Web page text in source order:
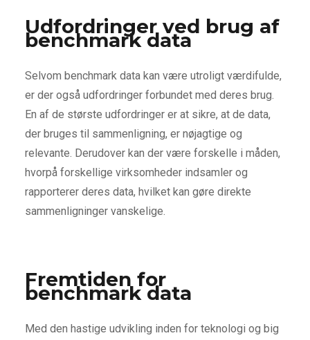
Udfordringer ved brug af
benchmark data
Selvom benchmark data kan være utroligt værdifulde,
er der også udfordringer forbundet med deres brug.
En af de største udfordringer er at sikre, at de data,
der bruges til sammenligning, er nøjagtige og
relevante. Derudover kan der være forskelle i måden,
hvorpå forskellige virksomheder indsamler og
rapporterer deres data, hvilket kan gøre direkte
sammenligninger vanskelige.
Fremtiden for
benchmark data
Med den hastige udvikling inden for teknologi og big